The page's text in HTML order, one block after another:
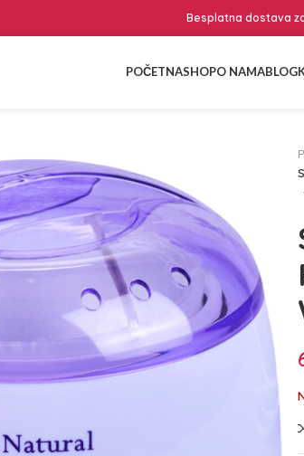
Besplatna dostava
POČETNASHOPO NAMABLOG